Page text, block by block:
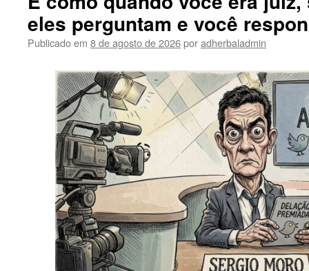
eles perguntam e você
Publicado em 8 de agosto de 2026poradherbaladmin